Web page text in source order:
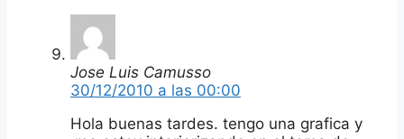
Jose Luis Camusso
30/12/2010 a las 00:00
Hola buenas tardes. tengo una grafica y